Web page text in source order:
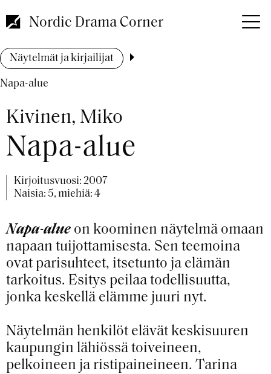
pääsisältöön
Nordic Drama Corner
Murupolku
Näytelmät ja kirjailijat
Napa-alue
Kivinen, Miko
Napa-alue
Kirjoitusvuosi: 2007
Naisia: 5, miehiä: 4
Napa-alue on koominen näytelmä omaan
napaan tuijottamisesta. Sen teemoina
ovat parisuhteet, itsetunto ja elämän
tarkoitus. Esitys peilaa todellisuutta,
jonka keskellä elämme juuri nyt.
Näytelmän henkilöt elävät keskisuuren
kaupungin lähiössä toiveineen,
pelkoineen ja ristipaineineen. Tarina